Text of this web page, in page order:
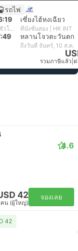
รถไฟ
เซี่ยงไฮ้หงเฉียว
11ชั่วโมง 30นาที ที่นั่งชั้นสอง | HK INT
หลานโจวตะวันตก
ถึงวันที่ จันทร์, 10 ส.ค.
รวมภาษีแล้ว
4.6
42
น (ผู้ใหญ่)
จองเลย
42